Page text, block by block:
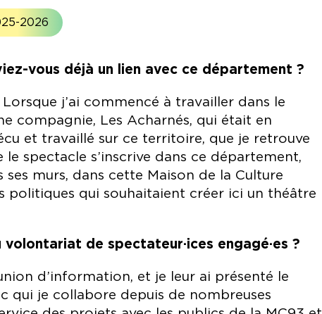
2026
vous déjà un lien avec ce département ?
j’ai commencé à travailler dans le
compagnie, Les Acharnés, qui était en
et travaillé sur ce territoire, que je retrouve
le spectacle s’inscrive dans ce département,
murs, dans cette Maison de la Culture
politiques qui souhaitaient créer ici un théâtre
de spectateur·ices engagé·es ?
d’information, et je leur ai présenté le
qui je collabore depuis de nombreuses